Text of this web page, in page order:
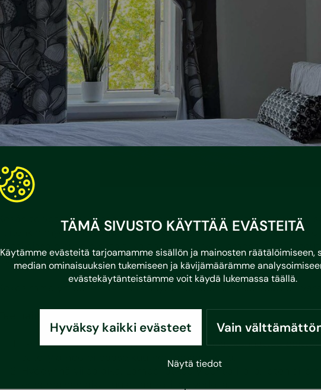
TÄMÄ SIVUSTO KÄYTTÄÄ EVÄSTEITÄ
Käytämme evästeitä tarjoamamme sisällön ja mainosten räätälöimiseen,
median ominaisuuksien tukemiseen ja kävijämäärämme
evästekäytänteistämme voit käydä lukemassa täällä.
Hyväksy kaikki evästeet Vain
Näytä tiedot
Kesän toivotaan yleensä olevan lämmin ja aurinkoinen. Kuumalla
kuitenkin myös varjopuolensa: jatkuvasti kotia lämmittävä aurinko
sisätiloissa olevan olosta tukalan. Liian korkea lämpötilavoi
muassa hikoilua, väsymystä ja lämpösairauksia.
Kokosimme yhteen helpot viilennysvinkit kuumien kesäpäivien
Peitä ikkunat verhoilla ja kaihtimilla. Ikkunat kannattaa
säteilylämpö ei pääse kuumentamaan kotia.
Hyödynnä viileä aika. Lämpö laskee yleensä illalla, joten silloin